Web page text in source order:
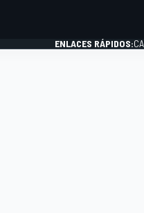
ENLACES RÁPIDOS: